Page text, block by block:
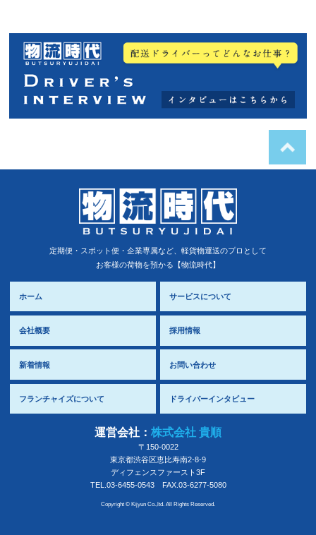
定期便・スポット便・企業専属など、軽貨物運送のプロとして
お客様の荷物を預かる【物流時代】
ホーム サービスについて
会社概要 採用情報
新着情報 お問い合わせ
フランチャイズについて ドライバーインタビュー
運営会社： 株式会社 貴順
〒150-0022
東京都渋谷区恵比寿南2-8-9
ディフェンスファースト3F
TEL.03-6455-0543
FAX.03-6277-5080
Copyright © Kijyun Co.,ltd. All Rights Reserved.